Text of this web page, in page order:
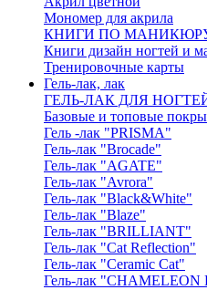
Мономер для акрила
КНИГИ ПО
Книги дизайн ногтей и
Тренировочные карты
Гель-лак, лак
ГЕЛЬ-ЛАК ДЛЯ
Базовые и топовые
Гель -лак "PRISMA"
Гель-лак "Brocade"
Гель-лак "AGATE"
Гель-лак "Avrora"
Гель-лак "Black&White"
Гель-лак "Blaze"
Гель-лак "BRILLIANT"
Гель-лак "Cat Reflection"
Гель-лак "Ceramic Cat"
Гель-лак "CHAMELEON